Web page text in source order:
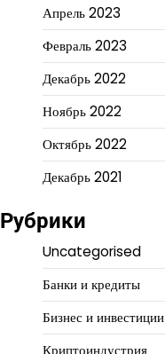
Апрель 2023
Февраль 2023
Декабрь 2022
Ноябрь 2022
Октябрь 2022
Декабрь 2021
Рубрики
Uncategorised
Банки и кредиты
Бизнес и инвестиции
Криптоиндустрия